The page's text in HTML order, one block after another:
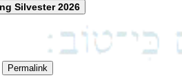
Silvester 2026
Permalink